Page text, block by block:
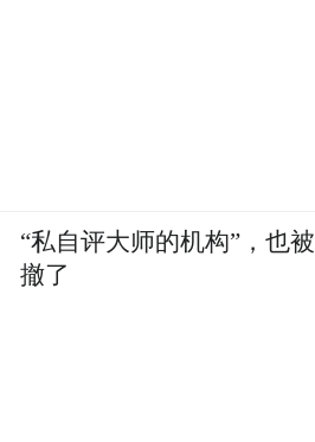
“私自评大师的机构”，也被
撤了